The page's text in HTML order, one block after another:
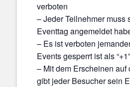
verboten
– Jeder Teilnehmer muss
Eventtag angemeldet
– Es ist verboten
Events gesperrt ist als
– Mit dem Erscheinen auf
gibt jeder Besucher sein